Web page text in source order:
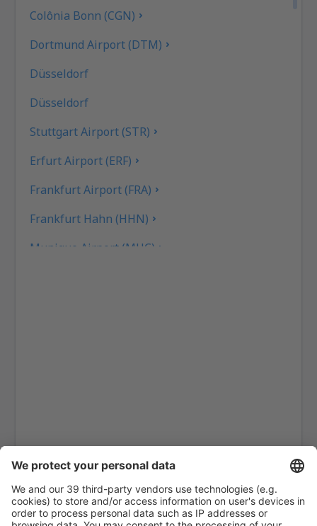
Colônia Bonn (CGN)
Dortmund Airport (DTM)
Düsseldorf
Düsseldorf
Stuttgart Airport (STR)
Erfurt Airport (ERF)
Frankfurt Airport (FRA)
Frankfurt Hahn (HHN)
Munique Airport (MUC)
Hanôver Langenhagen (HAJ)
Hamburgo